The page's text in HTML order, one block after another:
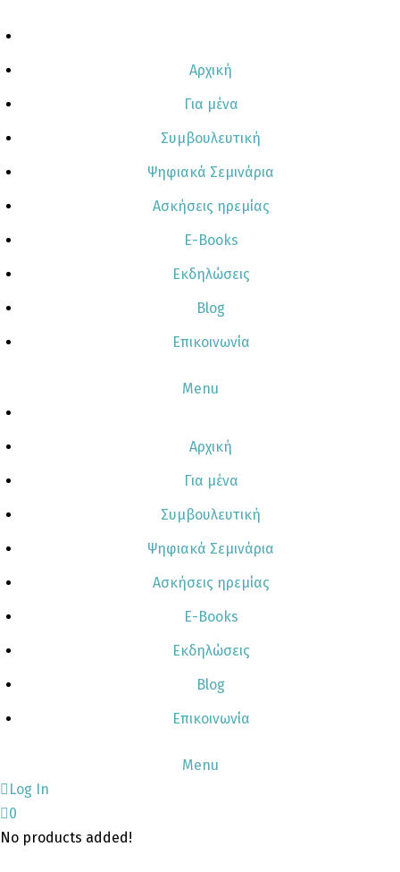
to
Αρχική
Για μένα
Συμβουλευτική
Ψηφιακά Σεμινάρια
Ασκήσεις ηρεμίας
E-Books
Εκδηλώσεις
Blog
Επικοινωνία
Menu
Αρχική
Για μένα
Συμβουλευτική
Ψηφιακά Σεμινάρια
Ασκήσεις ηρεμίας
E-Books
Εκδηλώσεις
Blog
Επικοινωνία
Menu
Log In
0
No products added!